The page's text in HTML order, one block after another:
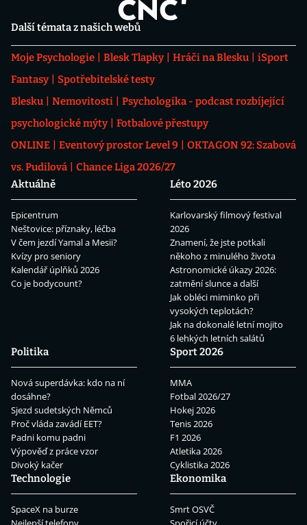
Další témata z našich webů
Moje Psychologie Blesk Tlapky Hráči na Blesku
iSport
Fantasy
Spotřebitelské testy
Blesku
Nemovitosti
Psychologika - podcast rozbíjející
psychologické mýty
Fotbalové přestupy
ONLINE
Eventový prostor Level 9
OKTAGON 92: Szabová
vs. Pudilová
Chance Liga 2026/27
Aktuálně
Epicentrum
Neštovice: příznaky, léčba
V čem jezdí Yamal a Mesii?
Kvízy pro seniory
Kalendář úplňků 2026
Co je bodycount?
Léto 2026
Karlovarský filmový festival
2026
Znamení, že jste potkali
někoho z minulého života
Astronomické úkazy 2026:
zatmění slunce a další
Jak obléci miminko při
vysokých teplotách?
Jak na dokonalé letní mojito
6 lehkých letních salátů
Politika
Nová superdávka: kdo na ní
dosáhne?
Sjezd sudetských Němců
Proč vláda zavádí EET?
Padni komu padni
Výpověď z práce vzor
Divoký kačer
Sport 2026
MMA
Fotbal 2026/27
Hokej 2026
Tenis 2026
F1 2026
Atletika 2026
Cyklistika 2026
Technologie
SpaceX na burze
Ekonomika
Smrt OSVČ